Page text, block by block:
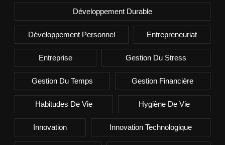
Développement Durable
Développement Personnel Entrepreneuriat
Entreprise Gestion Du Stress
Gestion Du Temps Gestion Financière
Habitudes De Vie Hygiène De Vie
Innovation Innovation Technologique